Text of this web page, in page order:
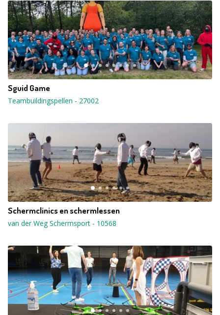
Sguid Game
Teambuildingspellen - 27002
Schermclinics en schermlessen
van der Weg Schermsport - 10568